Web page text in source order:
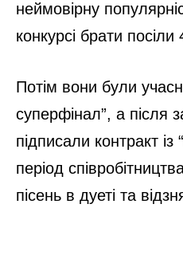
неймовірну
конкурсі брати посіли
Потім вони були
суперфінал”, а після
підписали контракт
період
пісень в дуеті та